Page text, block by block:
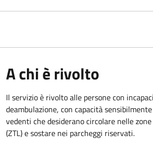
A chi è rivolto
Il servizio è rivolto alle persone con
deambulazione, con capacità
vedenti che desiderano circolare nelle
(ZTL) e sostare nei parcheggi riservati.